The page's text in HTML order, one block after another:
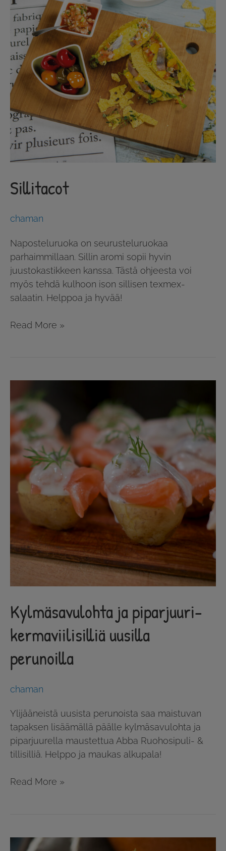
Sillitacot
chaman
Naposteluruoka on seurusteluruokaa
parhaimmillaan. Sillin aromi sopii hyvin
juustokastikkeen kanssa. Tästä ohjeesta voi
myös tehdä kulhoon ison sillisen texmex-
salaatin. Helppoa ja hyvää!
Read More »
Kylmäsavulohta ja piparjuuri-
kermaviilisilliä uusilla
perunoilla
chaman
Ylijääneistä uusista perunoista saa maistuvan
tapaksen lisäämällä päälle kylmäsavulohta ja
piparjuurella maustettua Abba Ruohosipuli- &
tillisilliä. Helppo ja maukas alkupala!
ja
piparjuuri-
kermaviilisilliä
uusilla
perunoilla
Read More »
Kuohkeat